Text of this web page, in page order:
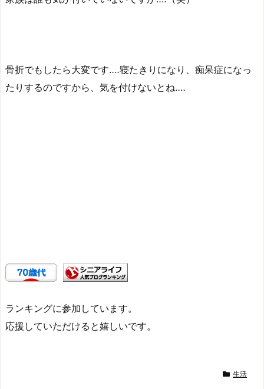
骨折でもしたら大変です‥‥寝たきりになり、痴呆症になっ
たりするのですから、気を付けないとね‥‥
ランキングに参加しています。
応援していただけると嬉しいです。
生活